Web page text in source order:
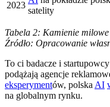
2023
satelity
Tabela 2: Kamienie milowe
Źródło: Opracowanie
To ci badacze i
podążają agencje
eksperymentów, polska AI
na globalnym rynku.